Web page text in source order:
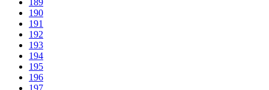
189
190
191
192
193
194
195
196
197